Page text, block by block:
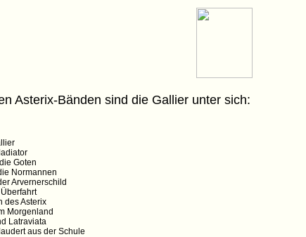
Asterix-Bänden sind die Gallier unter sich:
Goten
Normannen
Arvernerschild
des Asterix
Morgenland
Latraviata
aus der Schule